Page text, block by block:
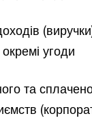
угоди
та